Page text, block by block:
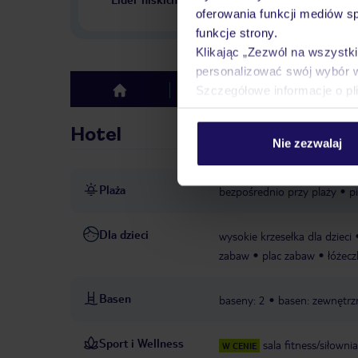
oferowania funkcji mediów
funkcje strony.
Klikając „Zezwól na
personalizować swój wybór
Szczegółowe informacje o
Nie zezwalaj
w Polsce
top Hotel Opinie
Hotel
Plaża bezpośrednio przy plaży
Dla dzieci wysokie krzesełka dla dzieci
zabaw
plac zabaw
Basen baseny: 2 basen:
Sport i Wellness W CENIE sala fitness/siłownia